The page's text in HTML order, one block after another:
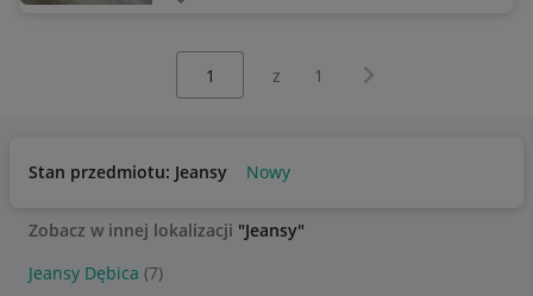
z 1 Następna strona
Stan przedmiotu: Jeansy Nowy
Zobacz w innej lokalizacji "Jeansy"
Jeansy Dębica (7)